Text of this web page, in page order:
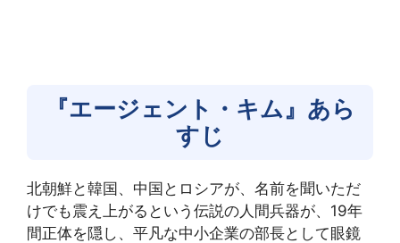
『エージェント・キム』あら
すじ
北朝鮮と韓国、中国とロシアが、名前を聞いただ
けでも震え上がるという伝説の人間兵器が、19年
間正体を隠し、平凡な中小企業の部長として眼鏡